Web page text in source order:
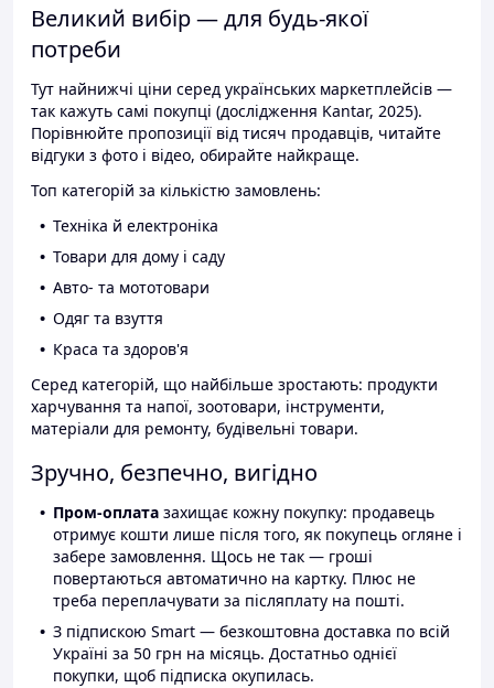
Великий вибір — для будь-якої
потреби
Тут найнижчі ціни серед українських маркетплейсів —
так кажуть самі покупці (дослідження Kantar, 2025).
Порівнюйте пропозиції від тисяч продавців, читайте
відгуки з фото і відео, обирайте найкраще.
Топ категорій за кількістю замовлень:
Техніка й електроніка
Товари для дому і саду
Авто- та мототовари
Одяг та взуття
Краса та здоров'я
Серед категорій, що найбільше зростають: продукти
харчування та напої, зоотовари, інструменти,
матеріали для ремонту, будівельні товари.
Зручно, безпечно, вигідно
Пром-оплата захищає кожну покупку: продавець
отримує кошти лише після того, як покупець огляне і
забере замовлення. Щось не так — гроші
повертаються автоматично на картку. Плюс не
треба переплачувати за післяплату на пошті.
З підпискою Smart — безкоштовна доставка по всій
Україні за 50 грн на місяць. Достатньо однієї
покупки, щоб підписка окупилась.